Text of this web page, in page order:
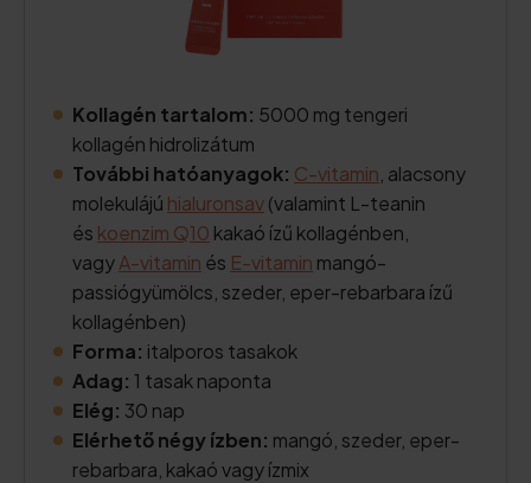
Kollagén tartalom: 5000 mg tengeri
kollagén hidrolizátum
További hatóanyagok: C-vitamin , alacsony
molekulájú hialuronsav(valamint L-teanin
és koenzim Q10 kakaó ízű kollagénben,
vagyA-vitamin és E-vitamin mangó-
passiógyümölcs, szeder, eper-rebarbara ízű
kollagénben)
Forma: italporos tasakok
Adag: 1 tasak naponta
Elég: 30 nap
Elérhető négy ízben: mangó, szeder, eper-
rebarbara, kakaó vagy ízmix